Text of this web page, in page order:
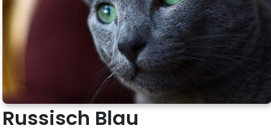
Russisch Blau